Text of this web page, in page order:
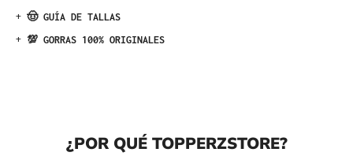
+ 🤠 GUÍA DE TALLAS
+ 💯 GORRAS 100% ORIGINALES
¿POR QUÉ TOPPERZSTORE?